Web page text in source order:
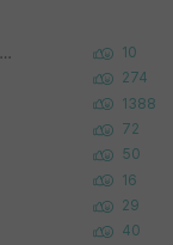
Korea University 수학, 컴퓨터과학 이학사, UC Berkeley 산업공학 대학원 공학박사가 되는 것은 쉽지 않겠죠? 10
274
1388
72
50
16
29
40